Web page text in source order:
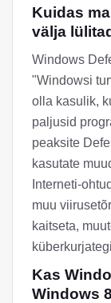
Kuidas
välja
Windows
"Windowsi
olla kasulik,
paljusid
peaksite
kasutate
Interneti-
muu
kaitseta,
Kas
Windows